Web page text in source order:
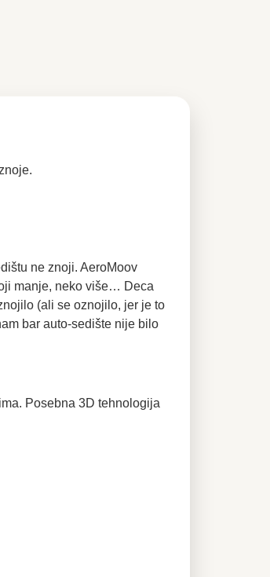
ne znoji. AeroMoov
manje, neko više… Deca
(ali se oznojilo, jer je to
bar auto-sedište nije bilo
Posebna 3D tehnologija